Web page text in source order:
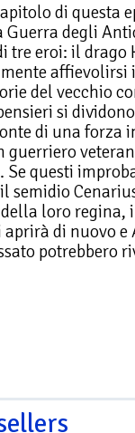
di questa
Guerra degli
tre eroi: il drago
affievolirsi
del vecchio
si
di una forza
guerriero
Se questi
semidio
loro regina,
di nuovo
potrebbero